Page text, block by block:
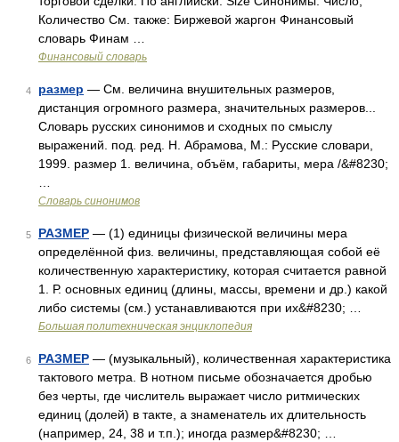
Количество См. также: Биржевой жаргон Финансовый
словарь Финам …
Финансовый словарь
4 размер — См. величина внушительных размеров,
дистанция огромного размера, значительных размеров...
Словарь русских синонимов и сходных по смыслу
выражений. под. ред. Н. Абрамова, М.: Русские словари,
1999. размер 1. величина, объём, габариты, мера /&#8230;
Словарь синонимов
5 РАЗМЕР — (1) единицы физической величины мера
определённой физ. величины, представляющая собой её
количественную характеристику, которая считается равной
1. Р. основных единиц (длины, массы, времени и др.) какой
либо системы (см.) устанавливаются при их&#8230; …
Большая политехническая энциклопедия
6 РАЗМЕР — (музыкальный), количественная характеристика
тактового метра. В нотном письме обозначается дробью
без черты, где числитель выражает число ритмических
единиц (долей) в такте, а знаменатель их длительность
(например, 24, 38 и т.п.); иногда размер&#8230; …